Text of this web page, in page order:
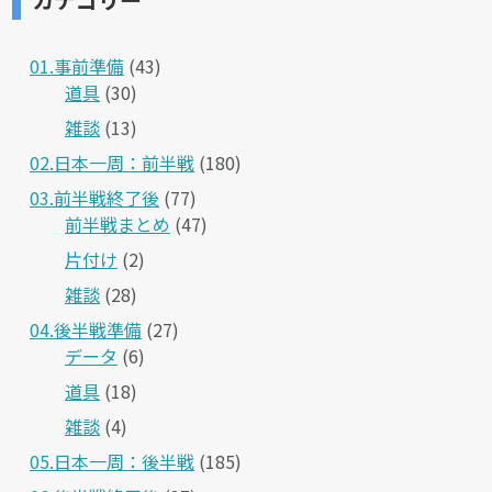
01.事前準備 (43)
道具 (30)
雑談 (13)
02.日本一周：前半戦 (180)
03.前半戦終了後 (77)
前半戦まとめ (47)
片付け (2)
雑談 (28)
04.後半戦準備 (27)
データ (6)
道具 (18)
雑談 (4)
05.日本一周：後半戦 (185)